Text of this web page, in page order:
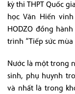
kỳ thi THPT Quốc
học Văn Hiến
HODZO đồng
trình “Tiếp sức mùa
Nước là một trong
sinh, phụ huynh
và nhất là trong